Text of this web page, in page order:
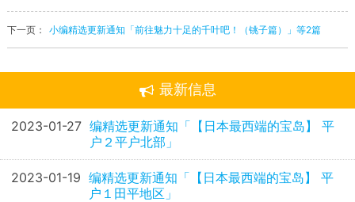
下一页： 小编精选更新通知「前往魅力十足的千叶吧！（铫子篇）」等2篇
最新信息
2023-01-27 编精选更新通知「【日本最西端的宝岛】 平
户２平户北部」
2023-01-19 编精选更新通知「【日本最西端的宝岛】 平
户１田平地区」